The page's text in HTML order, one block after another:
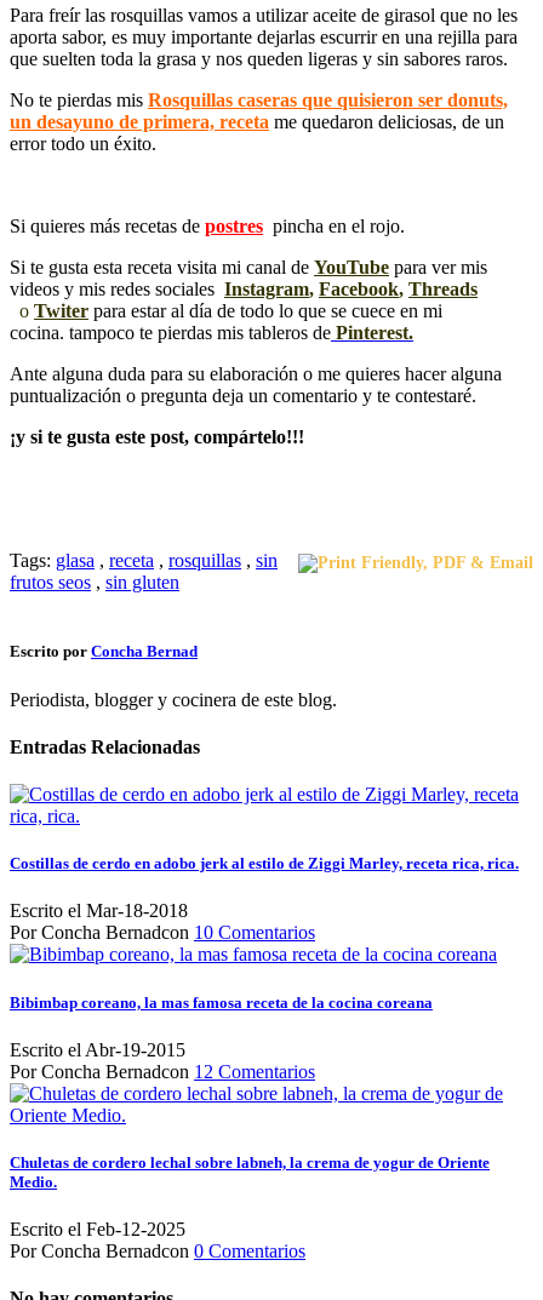
Para freír las rosquillas vamos a utilizar aceite de girasol que no les
aporta sabor, es muy importante dejarlas escurrir en una rejilla para
que suelten toda la grasa y nos queden ligeras y sin sabores raros.
No te pierdas mis Rosquillas caseras que quisieron ser donuts,
un desayuno de primera, receta me quedaron deliciosas, de un
error todo un éxito.
Si quieres más recetas de postres pincha en el rojo.
Si te gusta esta receta visita mi canal de YouTube para ver mis
videos y mis redes sociales Instagram, Facebook, Threads
o Twiter para estar al día de todo lo que se cuece en mi
cocina. tampoco te pierdas mis tableros de Pinterest.
Ante alguna duda para su elaboración o me quieres hacer alguna
puntualización o pregunta deja un comentario y te contestaré.
¡y si te gusta este post, compártelo!!!
Tags: glasa , receta , rosquillas , sin
frutos seos , sin gluten
Escrito por Concha Bernad
Periodista, blogger y cocinera de este blog.
Entradas Relacionadas
Costillas de cerdo en adobo jerk al estilo de Ziggi Marley, receta rica, rica.
Escrito el Mar-18-2018
Por Concha Bernadcon 10 Comentarios
Bibimbap coreano, la mas famosa receta de la cocina coreana
Escrito el Abr-19-2015
Por Concha Bernadcon 12 Comentarios
Chuletas de cordero lechal sobre labneh, la crema de yogur de Oriente
Medio.
Escrito el Feb-12-2025
Por Concha Bernadcon 0 Comentarios